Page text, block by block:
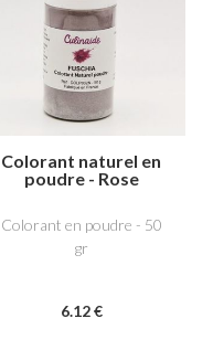
Colorant naturel en
poudre - Rose
Colorant en poudre - 50
gr
6.12 €